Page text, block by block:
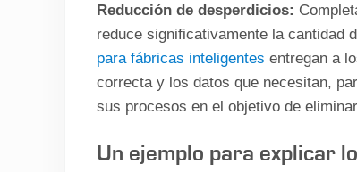
Reducción de desperdicios:
reduce significativamente la cantidad
para fábricas inteligentes entregan a
correcta y los datos que necesitan,
sus procesos en el objetivo de
Un ejemplo para explicar